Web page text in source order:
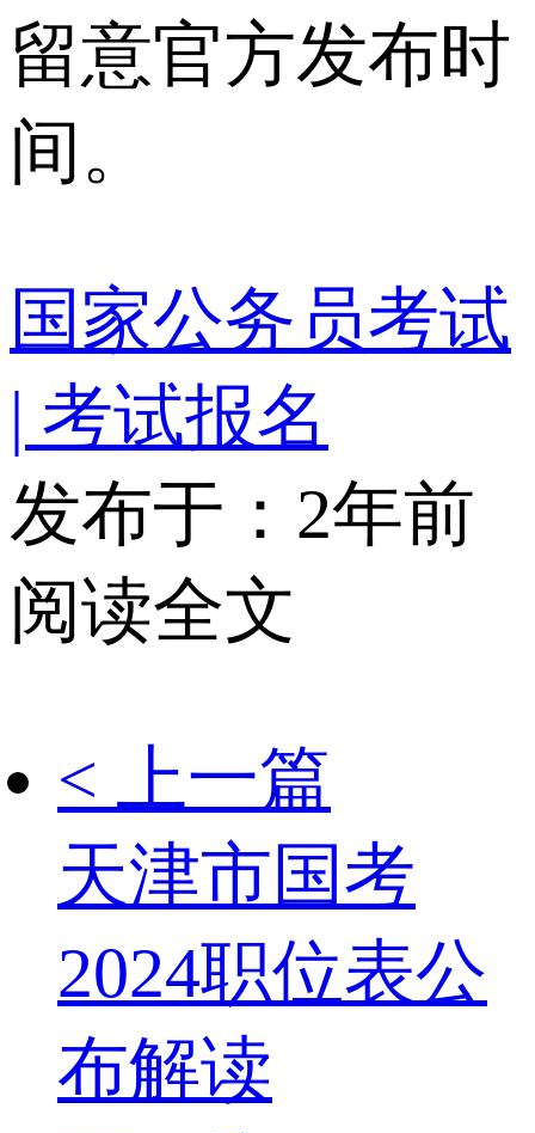
留意官方发布时
间。
国家公务员考试
| 考试报名
发布于：2年前
阅读全文
< 上一篇
天津市国考
2024职位表公
布解读